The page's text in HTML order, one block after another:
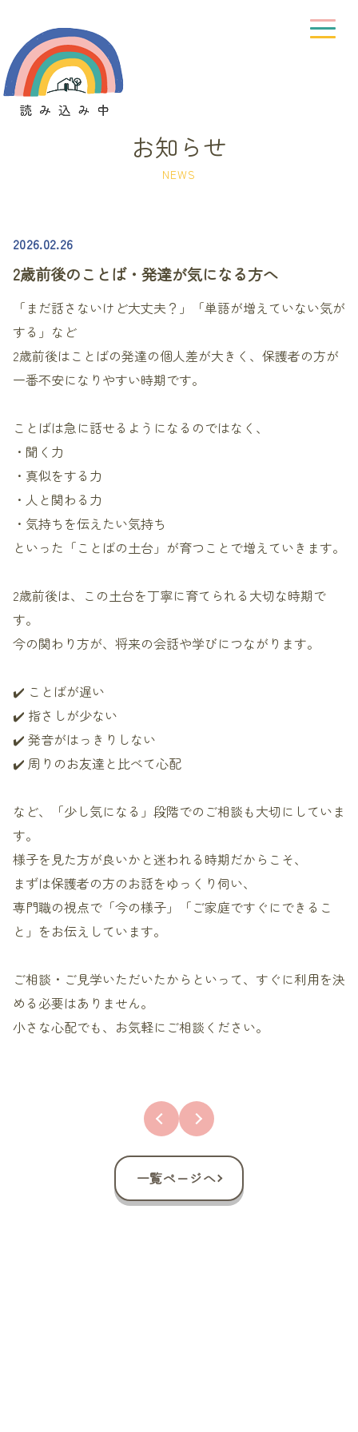
お知らせ
NEWS
2026.02.26
2歳前後のことば・発達が気になる方へ
「まだ話さないけど大丈夫？」「単語が増えていない気が
する」など
2歳前後はことばの発達の個人差が大きく、保護者の方が
一番不安になりやすい時期です。
ことばは急に話せるようになるのではなく、
・聞く力
・真似をする力
・人と関わる力
・気持ちを伝えたい気持ち
といった「ことばの土台」が育つことで増えていきます。
2歳前後は、この土台を丁寧に育てられる大切な時期で
す。
今の関わり方が、将来の会話や学びにつながります。
✔️ ことばが遅い
✔️ 指さしが少ない
✔️ 発音がはっきりしない
✔️ 周りのお友達と比べて心配
など、「少し気になる」段階でのご相談も大切にしていま
す。
様子を見た方が良いかと迷われる時期だからこそ、
まずは保護者の方のお話をゆっくり伺い、
専門職の視点で「今の様子」「ご家庭ですぐにできるこ
と」をお伝えしています。
ご相談・ご見学いただいたからといって、すぐに利用を決
める必要はありません。
小さな心配でも、お気軽にご相談ください。
一覧ページへ